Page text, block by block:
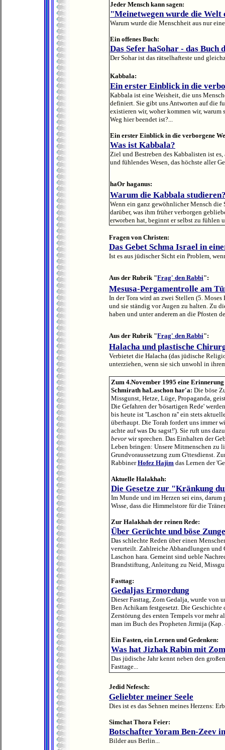
Jeder Mensch kann sagen:
"Meinetwegen wurde die
Warum wurde die Menschheit aus nur
Ein offenes Buch:
Das Sefer haSohar - das Buch
Der Sohar ist das rätselhafteste und
Kabbala:
Ein erster Einblick in die
Kabbala ist eine Weisheit, die uns
definiert. Sie gibt uns Antworten auf die
existieren wir, woher kommen wir,
Weg hier beendet ist?...
Ein erster Einblick in die verborgene
Was ist Kabbala?
Ziel und Bestreben des Kabbalisten ist
und fühlendes Wesen, das höchste aller
haOr haganus:
Warum die Kabbala
Wenn ein ganz gewöhnlicher Mensch die
darüber, was ihm früher verborgen
erworben hat, beginnt er selbst zu fühlen
Fragen von Christen:
Das Gebet Schma Israel in
Ist es aus jüdischer Sicht ein Problem,
Aus der Rubrik "Frag' den Rabbi":
Mesusa-Pergamentrolle am
In der Tora wird an zwei Stellen (5.
und sie ständig vor Augen zu halten. Zu
haben und unter anderem an die Pfosten
Aus der Rubrik "Frag' den Rabbi":
Halacha und plastische
Verbietet die Halacha (das jüdische
unterziehen, wenn sie sich unwohl in
Zum 4.November 1995 eine
Schmirath haLaschon har'a: Die böse
Missgunst, Hetze, Lüge, Propaganda,
Die Gefahren der 'bösartigen Rede'
bis heute ist ''Laschon ra'' ein stets
überhaupt. Die Torah fordert uns immer
achte auf was Du sagst!'). Sie ruft uns
bevor wir sprechen. Das Einhalten der
Leben bringen: Unsere Mitmenschen zu
Grundvoraussetzung zum G'ttesdienst.
RabbinerHofez Hajim das Lernen der
Aktuelle Halakhah:
Die Gesetze zur "Kränkung
Im Munde und im Herzen sei eins,
Wisse, dass die Himmelstore für die
Zur Halakhah der reinen Rede:
Über Gerüchte und böse
Das schlechte Reden über einen
verurteilt. Zahlreiche Abhandlungen und
Laschon hara. Gemeint sind ueble
Brandstiftung, Anleitung zu Neid,
Fasttag:
Gedaljas Ermordung
Dieser Fasttag, Zom Gedalja, wurde von
Ben Achikam festgesetzt. Die
Zerstörung des ersten Tempels vor mehr
man im Buch des Propheten Jirmija (Kap.
Ein Fasten, ein Lernen und Gedenken:
Was hat Jizhak Rabin mit
Das jüdische Jahr kennt neben den
Fasttage...
Jedid Nefesch:
Geliebter meiner Seele
Dies ist es das Sehnen meines Herzens:
Simchat Thora Feier:
Botschafter Yoram Ben-Zeev
Bilder aus Berlin...